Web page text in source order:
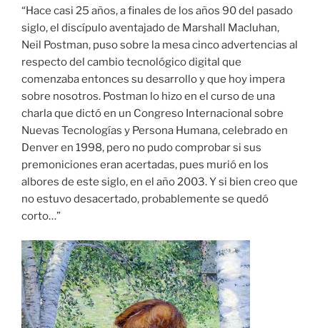
“Hace casi 25 años, a finales de los años 90 del pasado
siglo, el discípulo aventajado de Marshall Macluhan,
Neil Postman, puso sobre la mesa cinco advertencias al
respecto del cambio tecnológico digital que
comenzaba entonces su desarrollo y que hoy impera
sobre nosotros. Postman lo hizo en el curso de una
charla que dictó en un Congreso Internacional sobre
Nuevas Tecnologías y Persona Humana, celebrado en
Denver en 1998, pero no pudo comprobar si sus
premoniciones eran acertadas, pues murió en los
albores de este siglo, en el año 2003. Y si bien creo que
no estuvo desacertado, probablemente se quedó
corto…”